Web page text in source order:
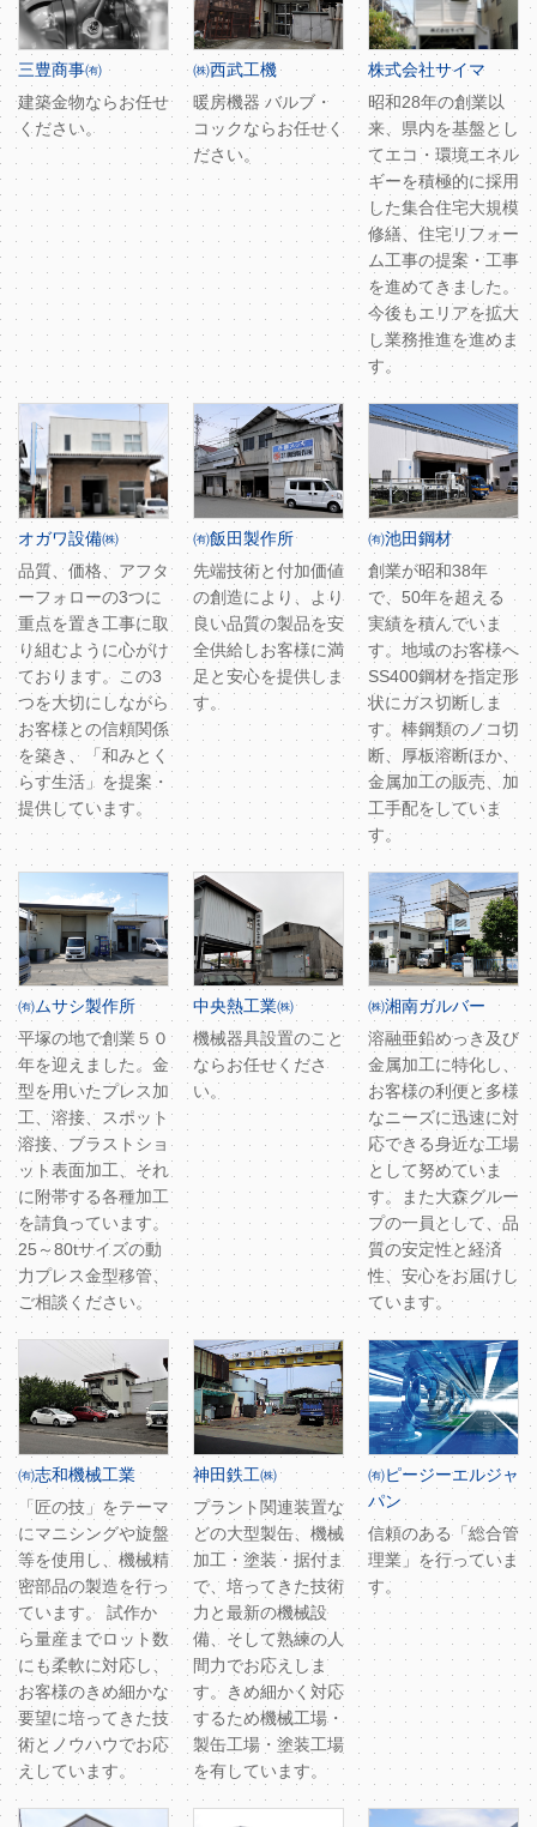
三豊商事㈲
建築金物ならお任せ
ください。
㈱西武工機
暖房機器 バルブ・
コックならお任せく
ださい。
株式会社サイマ
昭和28年の創業以
来、県内を基盤とし
てエコ・環境エネル
ギーを積極的に採用
した集合住宅大規模
修繕、住宅リフォー
ム工事の提案・工事
を進めてきました。
今後もエリアを拡大
し業務推進を進めま
す。
オガワ設備㈱
品質、価格、アフタ
ーフォローの3つに
重点を置き工事に取
り組むように心がけ
ております。この3
つを大切にしながら
お客様との信頼関係
を築き、「和みとく
らす生活」を提案・
提供しています。
㈲飯田製作所
先端技術と付加価値
の創造により、より
良い品質の製品を安
全供給しお客様に満
足と安心を提供しま
す。
㈲池田鋼材
創業が昭和38年
で、50年を超える
実績を積んでいま
す。地域のお客様へ
SS400鋼材を指定形
状にガス切断しま
す。棒鋼類のノコ切
断、厚板溶断ほか、
金属加工の販売、加
工手配をしていま
す。
㈲ムサシ製作所
平塚の地で創業５０
年を迎えました。金
型を用いたプレス加
工、溶接、スポット
溶接、ブラストショ
ット表面加工、それ
に附帯する各種加工
を請負っています。
25～80tサイズの動
力プレス金型移管、
ご相談ください。
中央熱工業㈱
機械器具設置のこと
ならお任せくださ
い。
㈱湘南ガルバー
溶融亜鉛めっき及び
金属加工に特化し、
お客様の利便と多様
なニーズに迅速に対
応できる身近な工場
として努めていま
す。また大森グルー
プの一員として、品
質の安定性と経済
性、安心をお届けし
ています。
㈲志和機械工業
「匠の技」をテーマ
にマニシングや旋盤
等を使用し、機械精
密部品の製造を行っ
ています。 試作か
ら量産までロット数
にも柔軟に対応し、
お客様のきめ細かな
要望に培ってきた技
術とノウハウでお応
えしています。
神田鉄工㈱
プラント関連装置な
どの大型製缶、機械
加工・塗装・据付ま
で、培ってきた技術
力と最新の機械設
備、そして熟練の人
間力でお応えしま
す。きめ細かく対応
するため機械工場・
製缶工場・塗装工場
を有しています。
㈲ピージーエルジャ
パン
信頼のある「総合管
理業」を行っていま
す。